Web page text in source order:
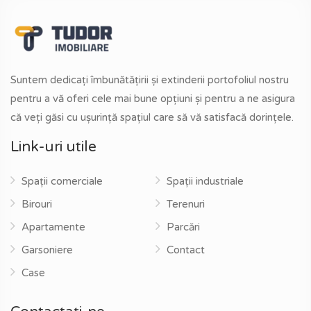
Suntem dedicați îmbunătățirii și extinderii portofoliul nostru
pentru a vă oferi cele mai bune opțiuni și pentru a ne asigura
că veți găsi cu ușurință spațiul care să vă satisfacă dorințele.
Link-uri utile
Spații comerciale
Birouri
Apartamente
Garsoniere
Case
Spații industriale
Terenuri
Parcări
Contact